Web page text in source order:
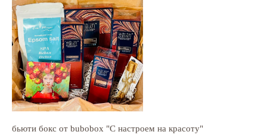
бьюти бокс от bubobox "С настроем на красоту"